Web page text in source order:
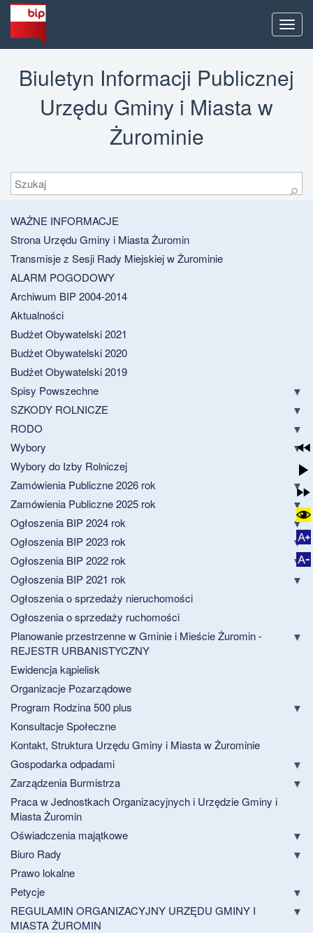
Menu
Biuletyn Informacji Publicznej
Urzędu Gminy i Miasta w
Żurominie
Szukaj
⚲
WAŻNE INFORMACJE
Strona Urzędu Gminy i Miasta Żuromin
Transmisje z Sesji Rady Miejskiej w Żurominie
ALARM POGODOWY
Archiwum BIP 2004-2014
Aktualności
Budżet Obywatelski 2021
Budżet Obywatelski 2020
Budżet Obywatelski 2019
Spisy Powszechne
SZKODY ROLNICZE
RODO
Wybory
Wybory do Izby Rolniczej
Zamówienia Publiczne 2026 rok
Zamówienia Publiczne 2025 rok
Ogłoszenia BIP 2024 rok
Ogłoszenia BIP 2023 rok
Ogłoszenia BIP 2022 rok
Ogłoszenia BIP 2021 rok
Ogłoszenia o sprzedaży nieruchomości
Ogłoszenia o sprzedaży ruchomości
Planowanie przestrzenne w Gminie i Mieście Żuromin -
REJESTR URBANISTYCZNY
Ewidencja kąpielisk
Organizacje Pozarządowe
Program Rodzina 500 plus
Konsultacje Społeczne
Kontakt, Struktura Urzędu Gminy i Miasta w Żurominie
Gospodarka odpadami
Zarządzenia Burmistrza
Praca w Jednostkach Organizacyjnych i Urzędzie Gminy i
Miasta Żuromin
Oświadczenia majątkowe
Biuro Rady
Prawo lokalne
Petycje
REGULAMIN ORGANIZACYJNY URZĘDU GMINY I
MIASTA ŻUROMIN